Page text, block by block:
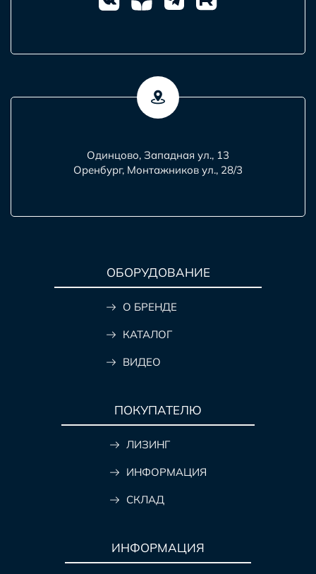
Одинцово, Западная ул., 13
Оренбург, Монтажников ул., 28/3
ОБОРУДОВАНИЕ
О БРЕНДЕ
КАТАЛОГ
ВИДЕО
ПОКУПАТЕЛЮ
ЛИЗИНГ
ИНФОРМАЦИЯ
СКЛАД
ИНФОРМАЦИЯ